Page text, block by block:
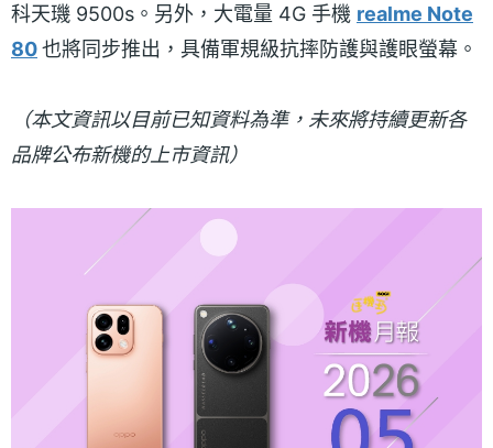
科天璣 9500s。另外，大電量 4G 手機 realme Note
80也將同步推出，具備軍規級抗摔防護與護眼螢幕。
（本文資訊以目前已知資料為準，未來將持續更新各
品牌公布新機的上市資訊）